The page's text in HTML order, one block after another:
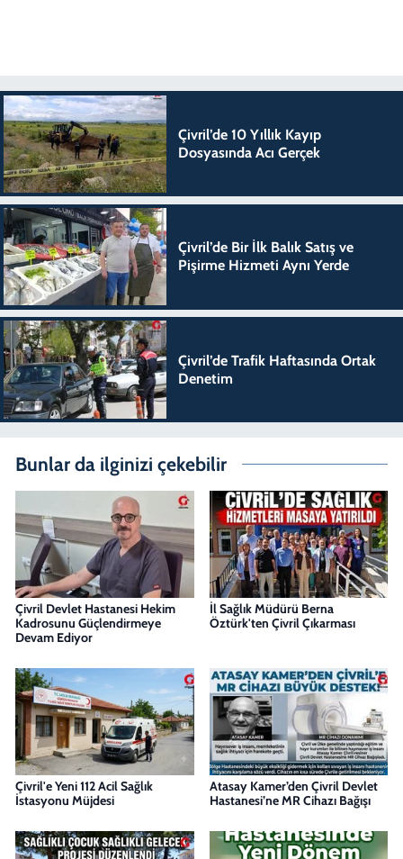
Çivril’de 10 Yıllık Kayıp
Dosyasında Acı Gerçek
Çivril’de Bir İlk Balık Satış ve
Pişirme Hizmeti Aynı Yerde
Çivril’de Trafik Haftasında Ortak
Denetim
Bunlar da ilginizi çekebilir
Çivril Devlet Hastanesi Hekim
Kadrosunu Güçlendirmeye
Devam Ediyor
İl Sağlık Müdürü Berna
Öztürk'ten Çivril Çıkarması
Çivril'e Yeni 112 Acil Sağlık
İstasyonu Müjdesi
Atasay Kamer’den Çivril Devlet
Hastanesi’ne MR Cihazı Bağışı